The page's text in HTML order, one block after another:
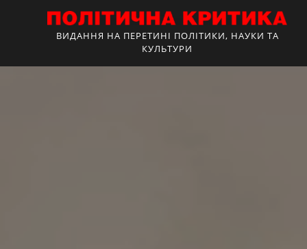
ВИДАННЯ НА ПЕРЕТИНІ ПОЛІТИКИ, НАУКИ ТА
КУЛЬТУРИ